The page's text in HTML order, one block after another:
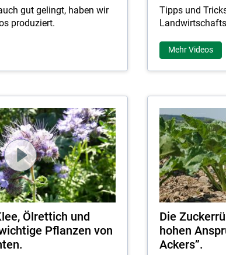
gut gelingt, haben wir
produziert.
Mehr Videos
Tipps und
Ölrettich und
Pflanzen von
Die
hohen
Ackers”.